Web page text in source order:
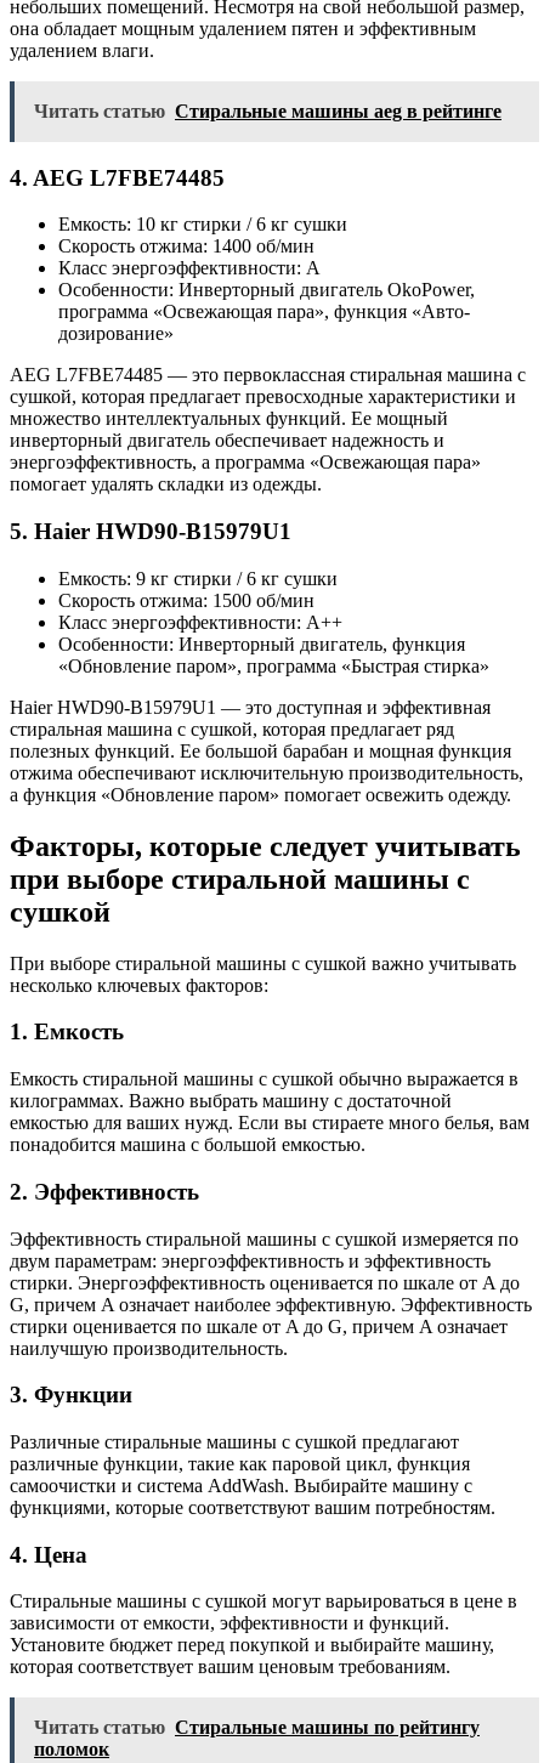
небольших помещений. Несмотря на свой небольшой размер,
она обладает мощным удалением пятен и эффективным
удалением влаги.
Читать статью Стиральные машины aeg в рейтинге
4. AEG L7FBE74485
Емкость: 10 кг стирки / 6 кг сушки
Скорость отжима: 1400 об/мин
Класс энергоэффективности: A
Особенности: Инверторный двигатель OkoPower,
программа «Освежающая пара», функция «Авто-
дозирование»
AEG L7FBE74485 — это первоклассная стиральная машина с
сушкой, которая предлагает превосходные характеристики и
множество интеллектуальных функций. Ее мощный
инверторный двигатель обеспечивает надежность и
энергоэффективность, а программа «Освежающая пара»
помогает удалять складки из одежды.
5. Haier HWD90-B15979U1
Емкость: 9 кг стирки / 6 кг сушки
Скорость отжима: 1500 об/мин
Класс энергоэффективности: A++
Особенности: Инверторный двигатель, функция
«Обновление паром», программа «Быстрая стирка»
Haier HWD90-B15979U1 — это доступная и эффективная
стиральная машина с сушкой, которая предлагает ряд
полезных функций. Ее большой барабан и мощная функция
отжима обеспечивают исключительную производительность,
а функция «Обновление паром» помогает освежить одежду.
Факторы, которые следует учитывать
при выборе стиральной машины с
сушкой
При выборе стиральной машины с сушкой важно учитывать
несколько ключевых факторов:
1. Емкость
Емкость стиральной машины с сушкой обычно выражается в
килограммах. Важно выбрать машину с достаточной
емкостью для ваших нужд. Если вы стираете много белья, вам
понадобится машина с большой емкостью.
2. Эффективность
Эффективность стиральной машины с сушкой измеряется по
двум параметрам: энергоэффективность и эффективность
стирки. Энергоэффективность оценивается по шкале от A до
G, причем A означает наиболее эффективную. Эффективность
стирки оценивается по шкале от A до G, причем A означает
наилучшую производительность.
3. Функции
Различные стиральные машины с сушкой предлагают
различные функции, такие как паровой цикл, функция
самоочистки и система AddWash. Выбирайте машину с
функциями, которые соответствуют вашим потребностям.
4. Цена
Стиральные машины с сушкой могут варьироваться в цене в
зависимости от емкости, эффективности и функций.
Установите бюджет перед покупкой и выбирайте машину,
которая соответствует вашим ценовым требованиям.
Читать статью Стиральные машины по рейтингу
поломок